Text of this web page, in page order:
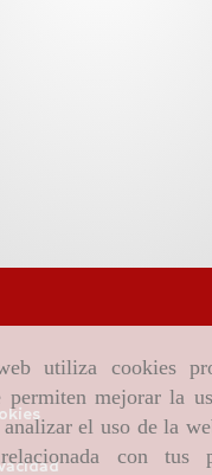
utiliza cookies
permiten mejorar la
el uso de la
con tus